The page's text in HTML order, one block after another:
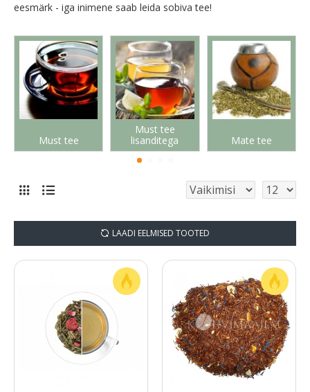
eesmärk - iga inimene saab leida sobiva tee!
Must tee
Must tee
lisanditega
Mate tee
LAADI EELMISED TOOTED